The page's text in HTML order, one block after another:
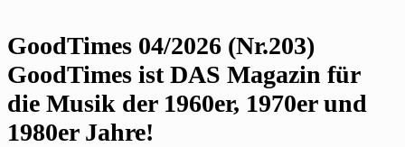
GoodTimes 04/2026 (Nr.203)
GoodTimes ist DAS Magazin für
die Musik der 1960er, 1970er und
1980er Jahre!